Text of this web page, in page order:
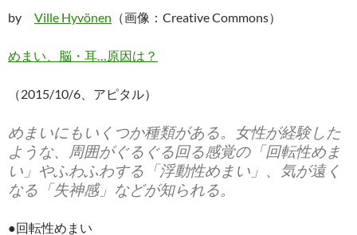
by Ville Hyvönen （画像：Creative Commons）
めまい、脳・耳…原因は？
（2015/10/6、アピタル）
めまいにもいくつか種類がある。女性が経験した
ような、周囲がぐるぐる回る感覚の「回転性めま
い」やふわふわする「浮動性めまい」、気が遠く
なる「失神感」などが知られる。
●回転性めまい